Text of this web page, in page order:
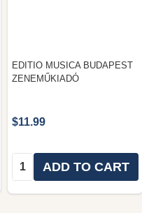
EDITIO MUSICA BUDAPEST
ZENEMŰKIADÓ
$11.99
Quantity:ADD TO CART